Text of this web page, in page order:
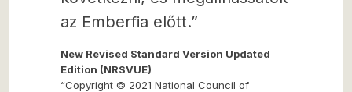
az Emberfia előtt.”
New Revised Standard Version Updated
Edition (NRSVUE)
“Copyright © 2021 National Council of